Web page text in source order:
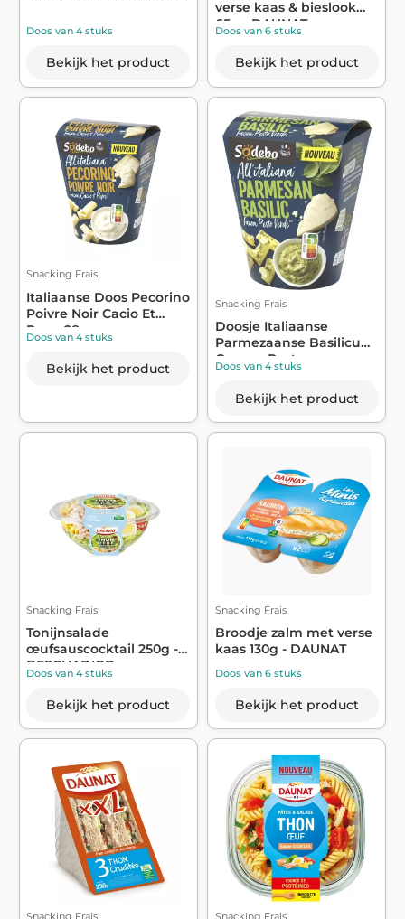
Doos van 4 stuks
Bekijk het product
verse kaas & bieslook
65g - DAUNAT
Doos van 6 stuks
Bekijk het product
Snacking Frais
Italiaanse Doos Pecorino
Poivre Noir Cacio Et
Pepe 28...
Doos van 4 stuks
Bekijk het product
Snacking Frais
Doosje Italiaanse
Parmezaanse Basilicum
Groene Pesto ...
Doos van 4 stuks
Bekijk het product
Snacking Frais
Tonijnsalade
œufsauscocktail 250g -
BESCHADIGD
Doos van 4 stuks
Bekijk het product
Snacking Frais
Broodje zalm met verse
kaas 130g - DAUNAT
Doos van 6 stuks
Bekijk het product
Snacking Frais Snacking Frais